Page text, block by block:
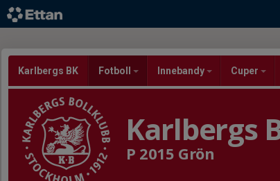
Karlbergs BK Fotboll Innebandy Cuper
Karlbergs
P 2015 Grön